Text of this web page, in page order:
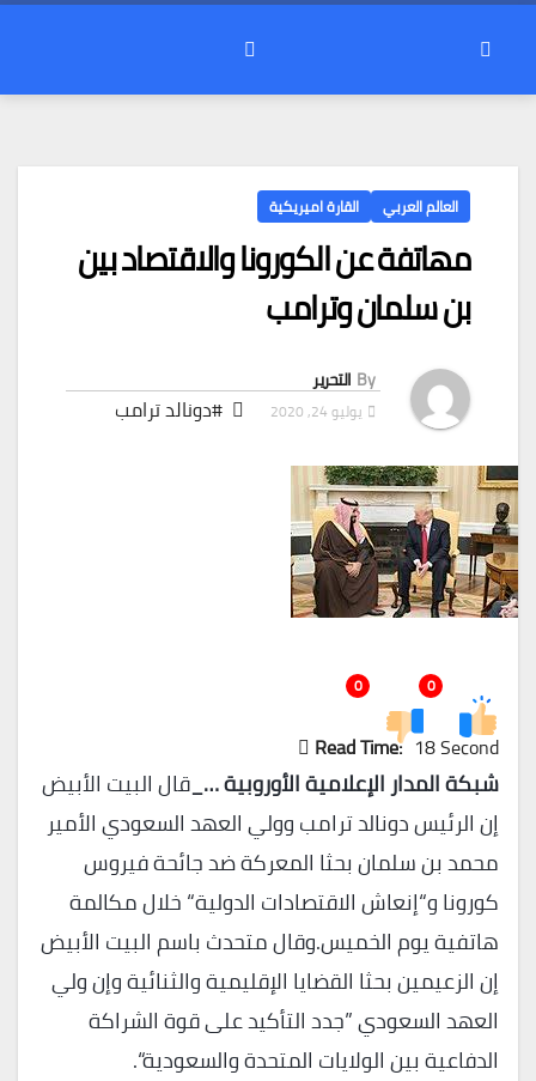
العالم العربي القارة اميريكية
مهاتفة عن الكورونا والاقتصاد بين
بن سلمان وترامب
By التحرير
يوليو 24, 2020 #دونالد ترامب
0
0
Read Time: 18 Second
شبكة المدار الإعلامية الأوروبية …_قال البيت الأبيض
إن الرئيس دونالد ترامب وولي العهد السعودي الأمير
محمد بن سلمان بحثا المعركة ضد جائحة فيروس
كورونا و“إنعاش الاقتصادات الدولية“ خلال مكالمة
هاتفية يوم الخميس.وقال متحدث باسم البيت الأبيض
إن الزعيمين بحثا القضايا الإقليمية والثنائية وإن ولي
العهد السعودي ”جدد التأكيد على قوة الشراكة
الدفاعية بين الولايات المتحدة والسعودية“.